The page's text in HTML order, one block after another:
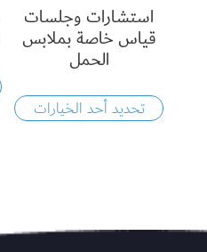
استشارات وجلسات
قياس خاصة بملابس
الحمل
تحديد أحد الخيارات